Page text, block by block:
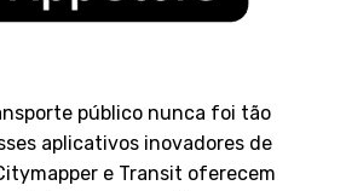
público nunca foi tão
aplicativos inovadores de
e Transit oferecem